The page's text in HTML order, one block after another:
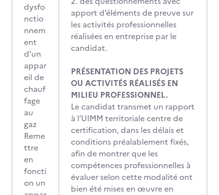
dysfo
nctio
nnem
ent
d'un
appar
eil de
chauf
fage
au
gaz
Reme
ttre
en
foncti
on un
apport d’éléments de preuve sur
les activités professionnelles
réalisées en entreprise par le
candidat.
PRÉSENTATION DES PROJETS
OU ACTIVITÉS RÉALISÉS EN
MILIEU PROFESSIONNEL.
Le candidat transmet un rapport
à l’UIMM territoriale centre de
certification, dans les délais et
conditions préalablement fixés,
afin de montrer que les
compétences professionnelles à
évaluer selon cette modalité ont
bien été mises en œuvre en